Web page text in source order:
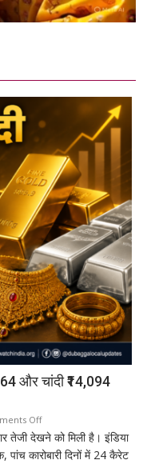
और चांदी ₹14,094
Offon
सोना-
चांदी
तेजी देखने को मिली है। इंडिया
कारोबारी दिनों में 24 कैरेट